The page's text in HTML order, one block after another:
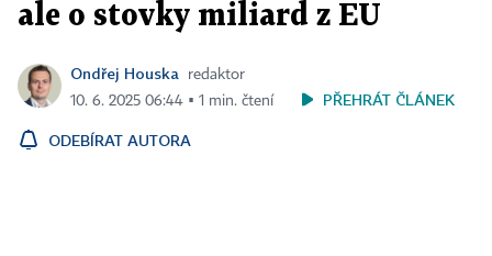
ale o stovky miliard z EU
Ondřej Houska
redaktor
10. 6. 2025 06:44 ▪ 1 min. čtení
PŘEHRÁT ČLÁNEK
ODEBÍRAT AUTORA